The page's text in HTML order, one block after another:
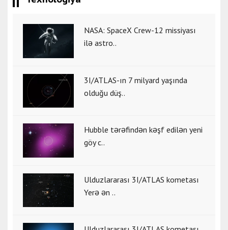
NASA: SpaceX Crew-12 missiyası
ilə astro..
3I/ATLAS-ın 7 milyard yaşında
olduğu düş..
Hubble tərəfindən kəşf edilən yeni
göy c..
Ulduzlararası 3I/ATLAS kometası
Yerə ən ..